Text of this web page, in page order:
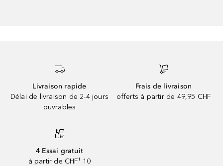
Livraison rapide
Délai de livraison de 2-4 jours
ouvrables
Frais de livraison
offerts à partir de 49,95 CHF
4 Essai gratuit
à partir de CHF¹ 10